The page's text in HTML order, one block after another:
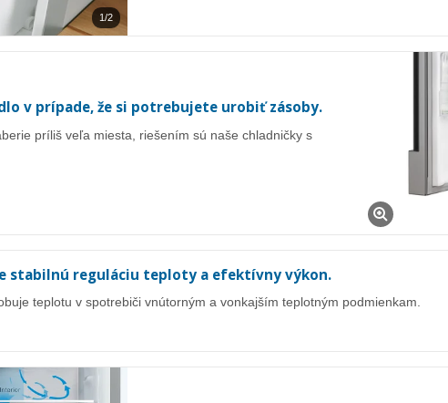
1/2
v prípade, že si potrebujete urobiť zásoby.
príliš veľa miesta, riešením sú naše chladničky s
reguláciu teploty a efektívny výkon.
teplotu v spotrebiči vnútorným a vonkajším teplotným podmienkam.